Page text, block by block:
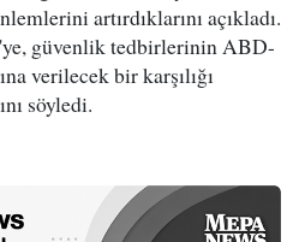
artırdıklarını açıkladı.
güvenlik tedbirlerinin ABD-
verilecek bir karşılığı
söyledi.